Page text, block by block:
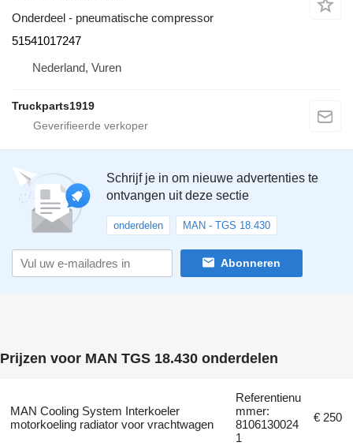
Onderdeel - pneumatische compressor
51541017247
Nederland, Vuren
Truckparts1919
Schrijf je in om nieuwe advertenties te
ontvangen uit deze sectie
onderdelen MAN - TGS 18.430
Abonneren
Prijzen voor MAN TGS 18.430 onderdelen
MAN Cooling System Interkoeler
motorkoeling radiator voor vrachtwagen
Referentienu
mmer:
8106130024
1
€ 250